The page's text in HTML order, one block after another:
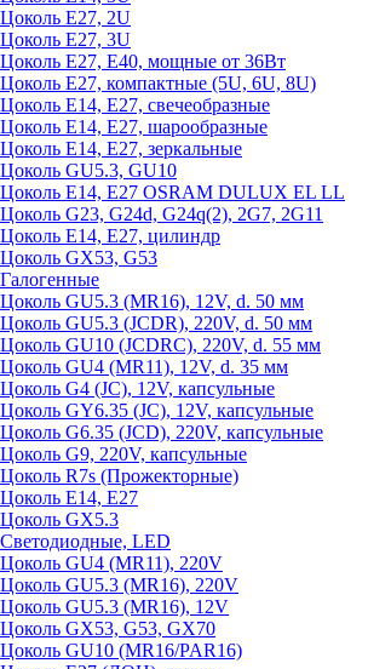
Цоколь Е27, 2U
Цоколь Е27, 3U
Цоколь Е27, Е40, мощные от 36Вт
Цоколь Е27, компактные (5U, 6U, 8U)
Цоколь Е14, Е27, свечеобразные
Цоколь Е14, Е27, шарообразные
Цоколь Е14, Е27, зеркальные
Цоколь GU5.3, GU10
Цоколь Е14, Е27 OSRAM DULUX EL LL
Цоколь G23, G24d, G24q(2), 2G7, 2G11
Цоколь Е14, Е27, цилиндр
Цоколь GX53, G53
Галогенные
Цоколь GU5.3 (MR16), 12V, d. 50 мм
Цоколь GU5.3 (JCDR), 220V, d. 50 мм
Цоколь GU10 (JCDRC), 220V, d. 55 мм
Цоколь GU4 (MR11), 12V, d. 35 мм
Цоколь G4 (JC), 12V, капсульные
Цоколь GY6.35 (JC), 12V, капсульные
Цоколь G6.35 (JCD), 220V, капсульные
Цоколь G9, 220V, капсульные
Цоколь R7s (Прожекторные)
Цоколь E14, E27
Цоколь GX5.3
Светодиодные, LED
Цоколь GU4 (MR11), 220V
Цоколь GU5.3 (MR16), 220V
Цоколь GU5.3 (MR16), 12V
Цоколь GX53, G53, GX70
Цоколь GU10 (MR16/PAR16)